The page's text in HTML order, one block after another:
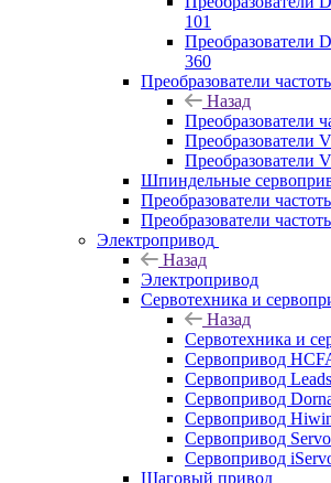
101
Преобразователи
360
Преобразователи
Назад
Преобразователи
Преобразователи
Преобразователи
Шпиндельные
Преобразователи
Преобразователи
Электропривод
Назад
Электропривод
Сервотехника и
Назад
Сервотехника и
Сервопривод
Сервопривод
Сервопривод
Сервопривод
Сервопривод
Сервопривод
Шаговый привод